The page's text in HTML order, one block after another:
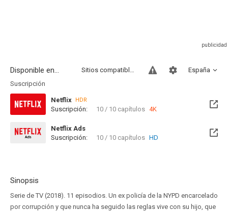
Disponible en... España
Sitios compatibles
Suscripción
Netflix HDR
Suscripción: 10 / 10 capítulos 4K
Netflix Ads
Suscripción:
10 / 10 capítulos HD
Sinopsis
Serie de TV (2018). 11 episodios. Un ex policía de la NYPD encarcelado
por corrupción y que nunca ha seguido las reglas vive con su hijo, que